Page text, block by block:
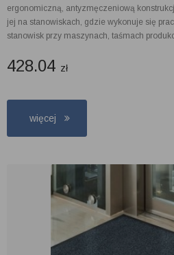
ergonomiczną, antyzmęczeniową
jej na stanowiskach, gdzie wykonuje się
stanowisk przy maszynach, taśmach
428.04 zł
więcej